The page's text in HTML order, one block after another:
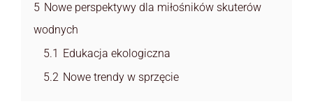
5 Nowe perspektywy dla miłośników skuterów
wodnych
5.1
Edukacja ekologiczna
5.2 Nowe trendy w sprzęcie